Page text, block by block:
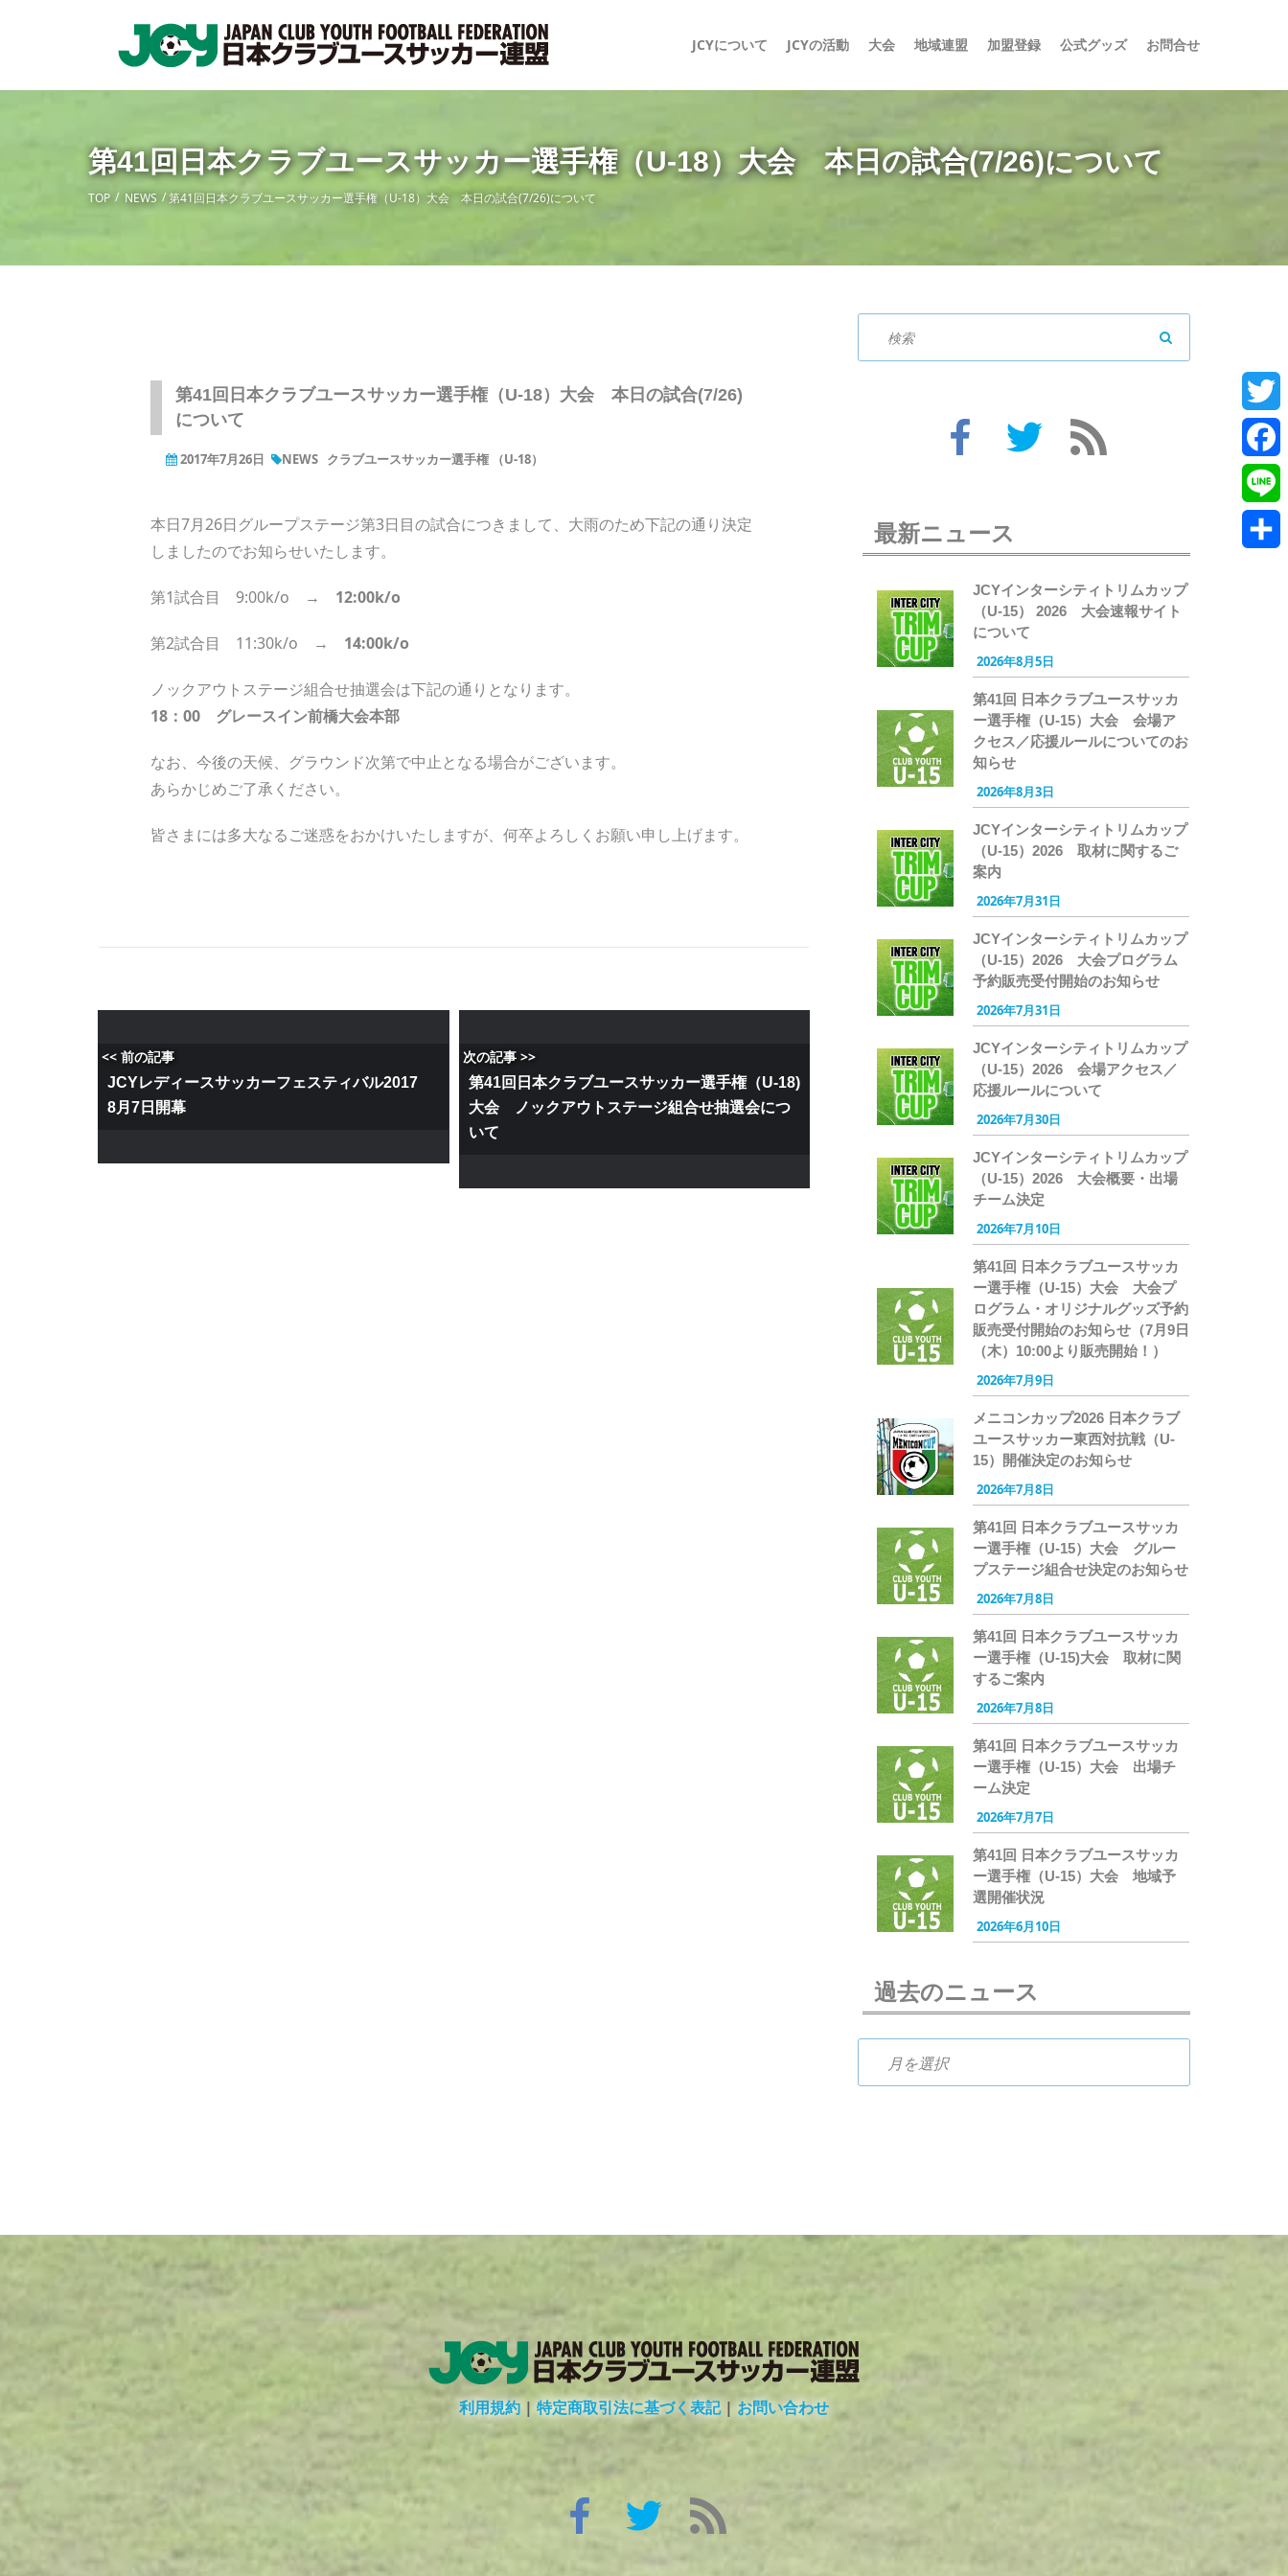
JCYについて JCYの活動 大会 地域連盟 加盟登録 公式グッズ お問合せ
第41回日本クラブユースサッカー選手権（U-18）大会 本日の試合(7/26)について
TOP NEWS 第41回日本クラブユースサッカー選手権（U-18）大会 本日の試合(7/26)について
第41回日本クラブユースサッカー選手権（U-18）大会 本日の試合(7/26)
について
2017年7月26日 NEWS クラブユースサッカー選手権 （U-18）
本日7月26日グループステージ第3日目の試合につきまして、大雨のため下記の通り決定
しましたのでお知らせいたします。
第1試合目 9:00k/o → 12:00k/o
第2試合目 11:30k/o → 14:00k/o
ノックアウトステージ組合せ抽選会は下記の通りとなります。
18：00 グレースイン前橋大会本部
なお、今後の天候、グラウンド次第で中止となる場合がございます。
あらかじめご了承ください。
皆さまには多大なるご迷惑をおかけいたしますが、何卒よろしくお願い申し上げます。
<< 前の記事
JCYレディースサッカーフェスティバル2017
8月7日開幕
次の記事 >>
第41回日本クラブユースサッカー選手権（U-18)
大会 ノックアウトステージ組合せ抽選会につ
いて
最新ニュース
JCYインターシティトリムカップ
（U-15） 2026 大会速報サイト
について
2026年8月5日
第41回 日本クラブユースサッカ
ー選手権（U-15）大会 会場ア
クセス／応援ルールについてのお
知らせ
2026年8月3日
JCYインターシティトリムカップ
（U-15）2026 取材に関するご
案内
2026年7月31日
JCYインターシティトリムカップ
（U-15）2026 大会プログラム
予約販売受付開始のお知らせ
2026年7月31日
JCYインターシティトリムカップ
（U-15）2026 会場アクセス／
応援ルールについて
2026年7月30日
JCYインターシティトリムカップ
（U-15）2026 大会概要・出場
チーム決定
2026年7月10日
第41回 日本クラブユースサッカ
ー選手権（U-15）大会 大会プ
ログラム・オリジナルグッズ予約
販売受付開始のお知らせ（7月9日
（木）10:00より販売開始！）
2026年7月9日
メニコンカップ2026 日本クラブ
ユースサッカー東西対抗戦（U-
15）開催決定のお知らせ
2026年7月8日
第41回 日本クラブユースサッカ
ー選手権（U-15）大会 グルー
プステージ組合せ決定のお知らせ
2026年7月8日
第41回 日本クラブユースサッカ
ー選手権（U-15)大会 取材に関
するご案内
2026年7月8日
第41回 日本クラブユースサッカ
ー選手権（U-15）大会 出場チ
ーム決定
2026年7月7日
第41回 日本クラブユースサッカ
ー選手権（U-15）大会 地域予
選開催状況
2026年6月10日
過去のニュース
利用規約 | 特定商取引法に基づく表記|お問い合わせ
Line